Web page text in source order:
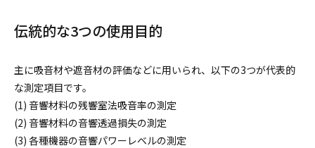
伝統的な3つの使用目的
主に吸音材や遮音材の評価などに用いられ、以下の3つが代表的
な測定項目です。
(1) 音響材料の残響室法吸音率の測定
(2) 音響材料の音響透過損失の測定
(3) 各種機器の音響パワーレベルの測定